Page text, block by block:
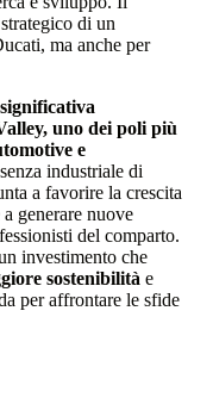
di un
ma anche per
uno dei poli più
e
industriale di
a favorire la crescita
generare nuove
del comparto.
investimento che
sostenibilità e
per affrontare le sfide